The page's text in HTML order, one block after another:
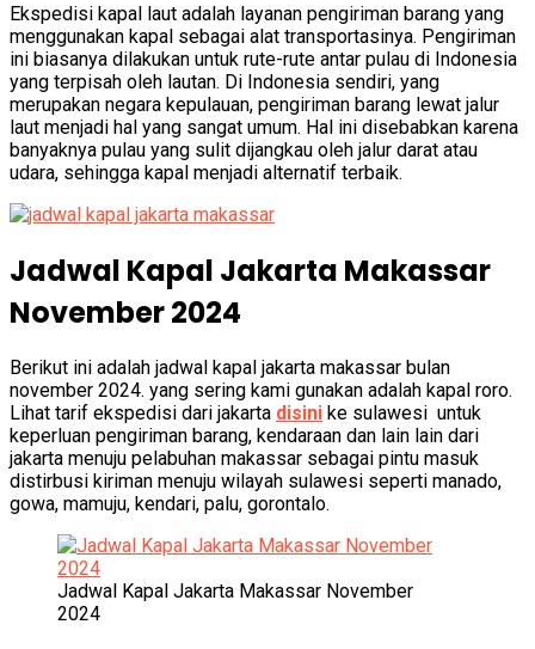
Ekspedisi kapal laut adalah layanan pengiriman barang yang
menggunakan kapal sebagai alat transportasinya. Pengiriman
ini biasanya dilakukan untuk rute-rute antar pulau di Indonesia
yang terpisah oleh lautan. Di Indonesia sendiri, yang
merupakan negara kepulauan, pengiriman barang lewat jalur
laut menjadi hal yang sangat umum. Hal ini disebabkan karena
banyaknya pulau yang sulit dijangkau oleh jalur darat atau
udara, sehingga kapal menjadi alternatif terbaik.
Jadwal Kapal Jakarta Makassar
November 2024
Berikut ini adalah jadwal kapal jakarta makassar bulan
november 2024. yang sering kami gunakan adalah kapal roro.
Lihat tarif ekspedisi dari jakarta disini ke sulawesi untuk
keperluan pengiriman barang, kendaraan dan lain lain dari
jakarta menuju pelabuhan makassar sebagai pintu masuk
distirbusi kiriman menuju wilayah sulawesi seperti manado,
gowa, mamuju, kendari, palu, gorontalo.
Jadwal Kapal Jakarta Makassar November
2024